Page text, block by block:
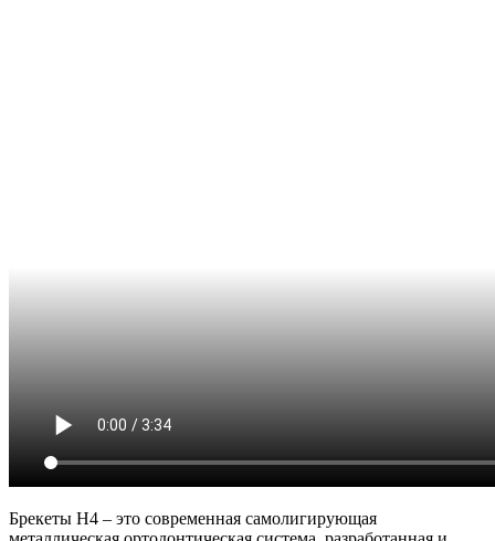
Брекеты H4 – это современная самолигирующая